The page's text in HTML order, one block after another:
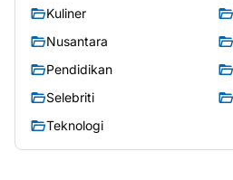
Kuliner
Nusantara
Pendidikan
Selebriti
Teknologi